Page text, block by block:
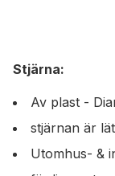
Stjärna:
Av plast -
stjärnan är
Utomhus- &